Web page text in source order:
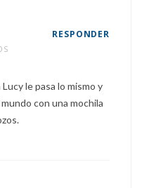
RESPONDER
le pasa lo mismo y
con una mochila